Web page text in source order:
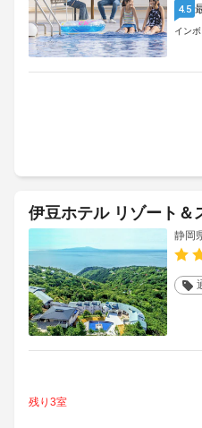
4.5
イン
伊豆ホテル リゾート＆
静岡
残り3室